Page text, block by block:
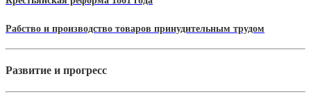
Рабство и производство товаров принудительным трудом
Развитие и прогресс